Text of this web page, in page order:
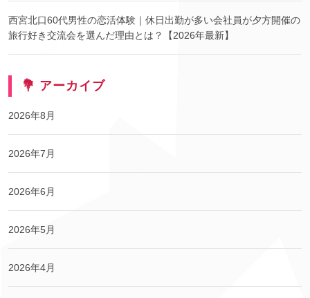
西宮北口60代男性の恋活体験｜休日出勤が多い会社員が夕方開催の
旅行好き交流会を選んだ理由とは？【2026年最新】
💐 アーカイブ
2026年8月
2026年7月
2026年6月
2026年5月
2026年4月